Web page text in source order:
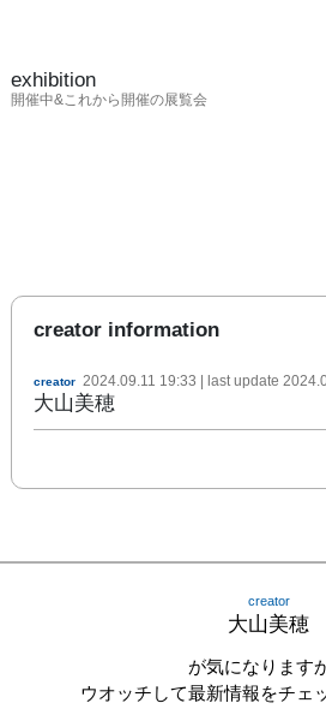
exhibition
開催中&これから開催の展覧会
creator information
creator 2024.09.11 19:33 | last update
大山美穂
creator
大山美穂
が気になります
ウオッチして最新情報をチェ